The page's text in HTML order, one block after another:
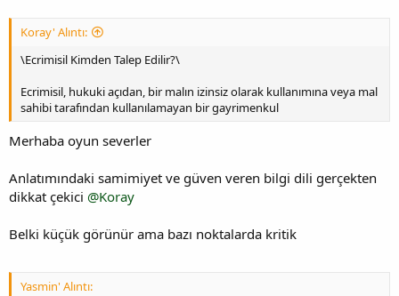
Koray' Alıntı:
\Ecrimisil Kimden Talep Edilir?\
Ecrimisil, hukuki açıdan, bir malın izinsiz olarak kullanımına veya mal
sahibi tarafından kullanılamayan bir gayrimenkul
Merhaba oyun severler
Anlatımındaki samimiyet ve güven veren bilgi dili gerçekten
dikkat çekici @Koray
Belki küçük görünür ama bazı noktalarda kritik
Yasmin' Alıntı: